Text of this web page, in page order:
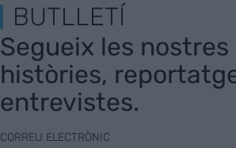
BUTLLETÍ
Segueix les
històries,
entrevistes.
CORREU ELECTRÒNIC